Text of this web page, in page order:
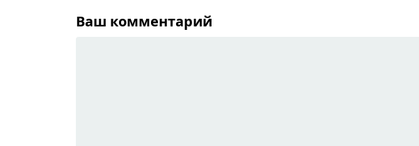
Ваш комментарий